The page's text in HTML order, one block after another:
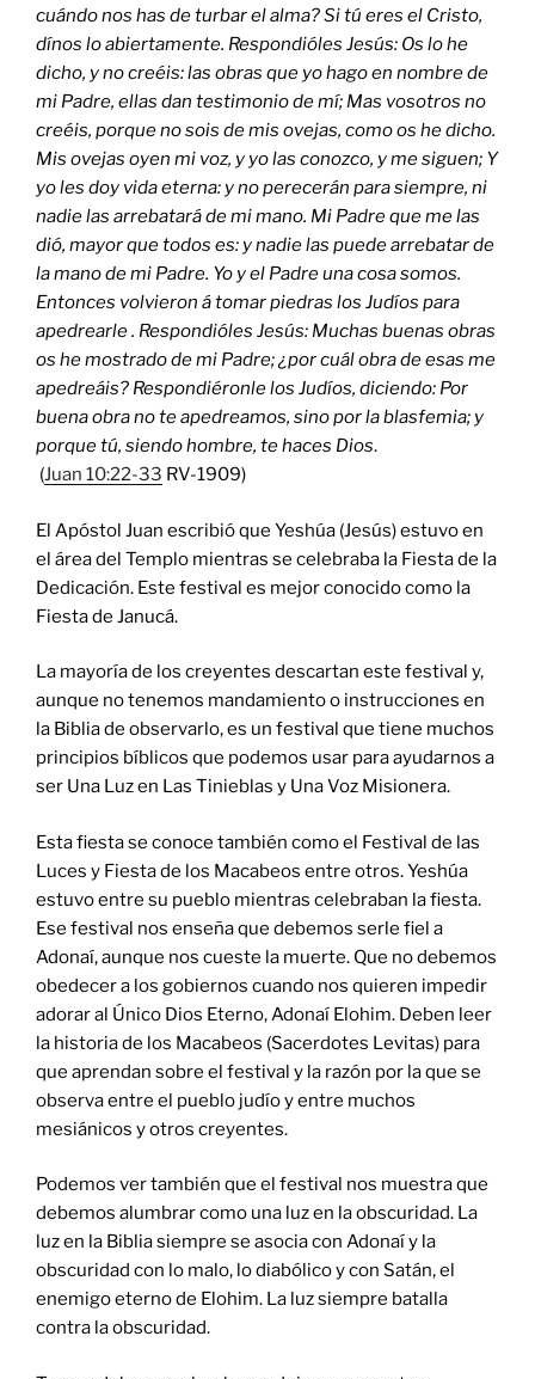
cuándo nos has de turbar el alma? Si tú eres el Cristo,
dínos loabiertamente. Respondióles Jesús: Os lohe
dicho, y no creéis: las obras que yo hago en nombre de
mi Padre, ellas dan testimonio de mí; Mas vosotros no
creéis, porque no sois de mis ovejas, como os he dicho.
Mis ovejas oyen mi voz, y yo las conozco, y me siguen; Y
yo les doy vida eterna: y no perecerán para siempre, ni
nadie las arrebatará de mi mano. Mi Padre que melas
dió, mayor que todos es: y nadielas puede arrebatar de
la mano de mi Padre. Yo y el Padre una cosa somos.
Entonces volvieron á tomar piedras los Judíos para
apedrearle . Respondióles Jesús: Muchas buenas obras
os he mostrado de mi Padre; ¿por cuál obra de esas me
apedreáis? Respondiéronle los Judíos, diciendo: Por
buena obra no te apedreamos, sino por la blasfemia; y
porque tú, siendo hombre, te haces Dios.
(Juan 10:22-33 RV-1909)
El Apóstol Juan escribió que Yeshúa (Jesús) estuvo en
el área del Templo mientras se celebraba la Fiesta de la
Dedicación. Este festival es mejor conocido como la
Fiesta de Janucá.
La mayoría de los creyentes descartan este festival y,
aunque no tenemos mandamiento o instrucciones en
la Biblia de observarlo, es un festival que tiene muchos
principios bíblicos que podemos usar para ayudarnos a
ser Una Luz en Las Tinieblas y Una Voz Misionera.
Esta fiesta se conoce también como el Festival de las
Luces y Fiesta de los Macabeos entre otros. Yeshúa
estuvo entre su pueblo mientras celebraban la fiesta.
Ese festival nos enseña que debemos serle fiel a
Adonaí, aunque nos cueste la muerte. Que no debemos
obedecer a los gobiernos cuando nos quieren impedir
adorar al Único Dios Eterno, Adonaí Elohim. Deben leer
la historia de los Macabeos (Sacerdotes Levitas) para
que aprendan sobre el festival y la razón por la que se
observa entre el pueblo judío y entre muchos
mesiánicos y otros creyentes.
Podemos ver también que el festival nos muestra que
debemos alumbrar como una luz en la obscuridad. La
luz en la Biblia siempre se asocia con Adonaí y la
obscuridad con lo malo, lo diabólico y con Satán, el
enemigo eterno de Elohim. La luz siempre batalla
contra la obscuridad.